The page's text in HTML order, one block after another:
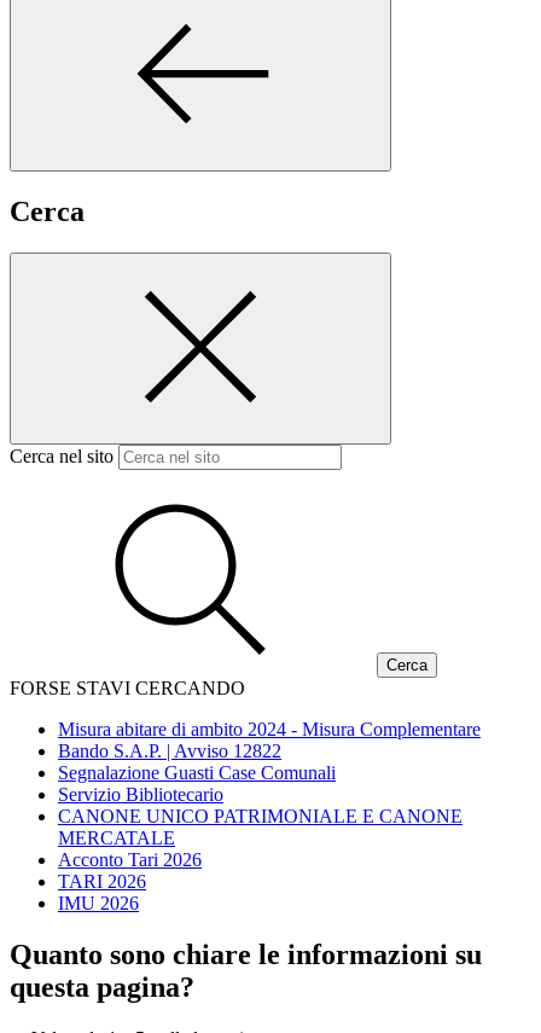
Cerca
Cerca nel sito
FORSE STAVI CERCANDO
Misura abitare di ambito 2024 - Misura Complementare
Bando S.A.P. | Avviso 12822
Segnalazione Guasti Case Comunali
Servizio Bibliotecario
CANONE UNICO PATRIMONIALE E CANONE
MERCATALE
Acconto Tari 2026
TARI 2026
IMU 2026
Quanto sono chiare le informazioni su
questa pagina?